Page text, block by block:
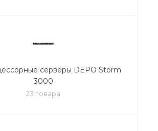
серверы DEPO Storm
3000
23 товара